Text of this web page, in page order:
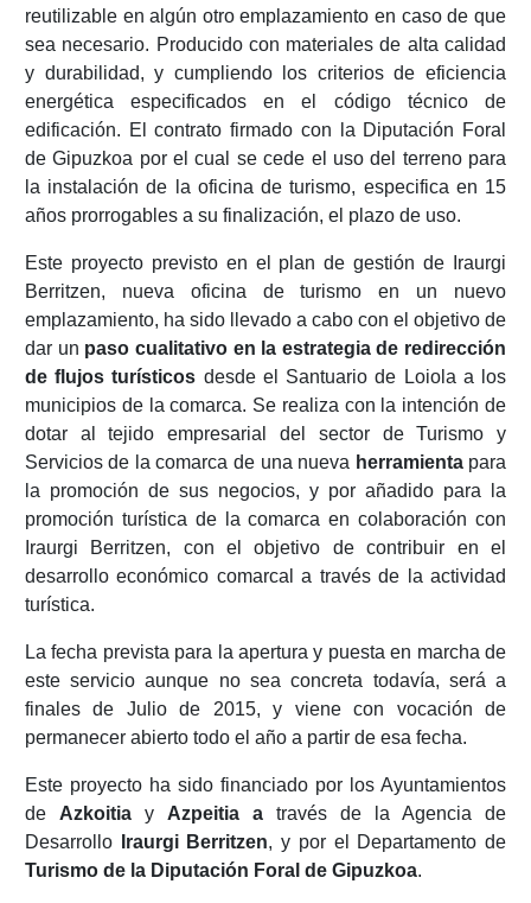
reutilizable en algún otro emplazamiento en caso de que
sea necesario. Producido con materiales de alta calidad
y durabilidad, y cumpliendo los criterios de eficiencia
energética especificados en el código técnico de
edificación. El contrato firmado con la Diputación Foral
de Gipuzkoa por el cual se cede el uso del terreno para
la instalación de la oficina de turismo, especifica en 15
años prorrogables a su finalización, el plazo de uso.
Este proyecto previsto en el plan de gestión de Iraurgi
Berritzen, nueva oficina de turismo en un nuevo
emplazamiento, ha sido llevado a cabo con el objetivo de
dar un paso cualitativo en la estrategia de redirección
de flujos turísticos desde el Santuario de Loiola a los
municipios de la comarca. Se realiza con la intención de
dotar al tejido empresarial del sector de Turismo y
Servicios de la comarca de una nueva herramientapara
la promoción de sus negocios, y por añadido para la
promoción turística de la comarca en colaboración con
Iraurgi Berritzen, con el objetivo de contribuir en el
desarrollo económico comarcal a través de la actividad
turística.
La fecha prevista para la apertura y puesta en marcha de
este servicio aunque no sea concreta todavía, será a
finales de Julio de 2015, y viene con vocación de
permanecer abierto todo el año a partir de esa fecha.
Este proyecto ha sido financiado por los Ayuntamientos
de Azkoitiay Azpeitia a través de la Agencia de
Desarrollo
Iraurgi Berritzen, y por el Departamento de
Turismo de la Diputación Foral de Gipuzkoa.